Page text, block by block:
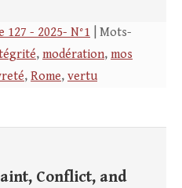
127 - 2025- N°1 | Mots-
, modération, mos
, Rome, vertu
Conflict, and